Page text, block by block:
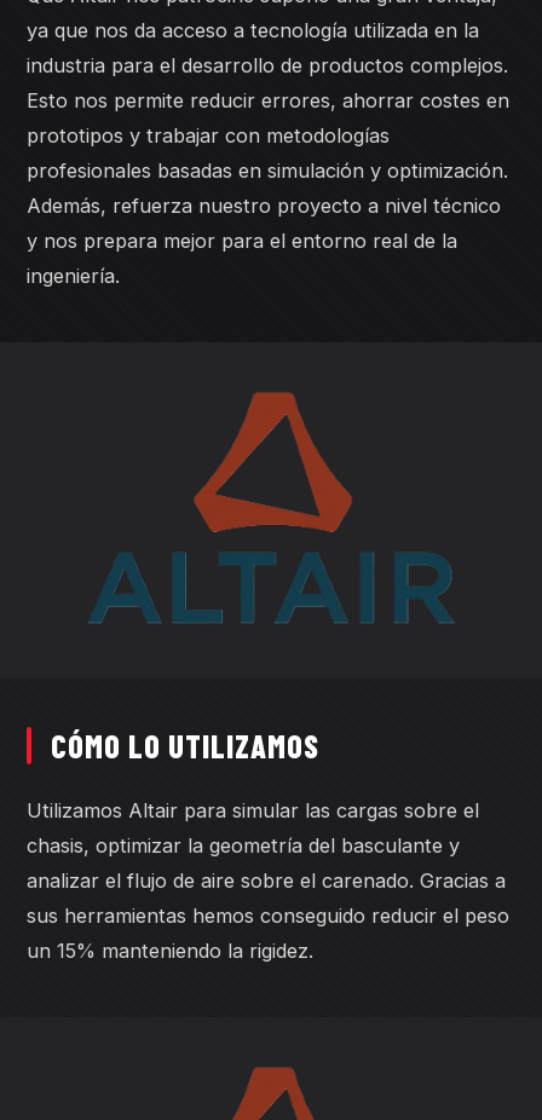
ya que nos da acceso a tecnología utilizada en la
industria para el desarrollo de productos complejos.
Esto nos permite reducir errores, ahorrar costes en
prototipos y trabajar con metodologías
profesionales basadas en simulación y optimización.
Además, refuerza nuestro proyecto a nivel técnico
y nos prepara mejor para el entorno real de la
ingeniería.
CÓMO LO UTILIZAMOS
Utilizamos Altair para simular las cargas sobre el
chasis, optimizar la geometría del basculante y
analizar el flujo de aire sobre el carenado. Gracias a
sus herramientas hemos conseguido reducir el peso
un 15% manteniendo la rigidez.